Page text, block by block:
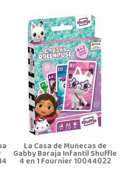
La Casa de Muñecas de
Gabby Baraja Infantil Shuffle
4 en 1 Fournier 10044022